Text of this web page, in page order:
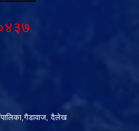
दैलेख